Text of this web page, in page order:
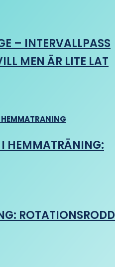
– INTERVALLPASS
MEN ÄR LITE LAT
HEMMATRÄNING:
ROTATIONSRODD